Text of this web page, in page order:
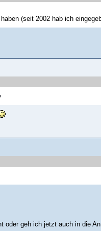
(seit 2002 hab ich
geh ich jetzt auch in die